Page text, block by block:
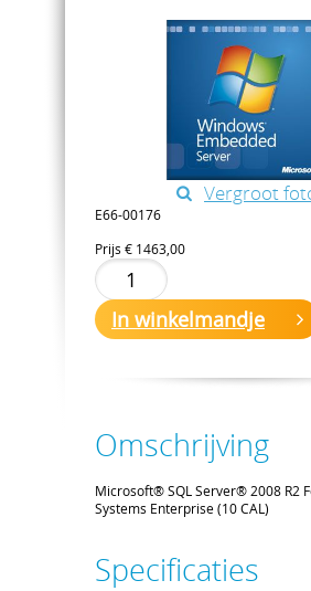
Vergroot
E66-00176
Prijs € 1463,00
In winkelmandje
Omschrijving
Microsoft® SQL Server® 2008 R2
Systems Enterprise (10 CAL)
Specificaties